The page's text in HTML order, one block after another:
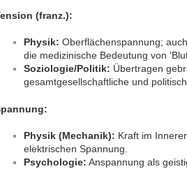
(franz.):
Physik: Oberflächenspannung;
die medizinische Bedeutung von
Soziologie/Politik: Übertragen
gesamtgesellschaftliche und
Physik (Mechanik): Kraft im
elektrischen Spannung.
Psychologie: Anspannung als